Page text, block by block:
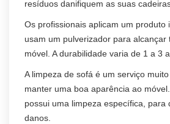
resíduos danifiquem as suas
Os profissionais aplicam um produto
usam um pulverizador para alcançar
móvel. A durabilidade varia de 1 a 3
A limpeza de sofá é um serviço
manter uma boa aparência ao
possui uma limpeza específica, para
danos.